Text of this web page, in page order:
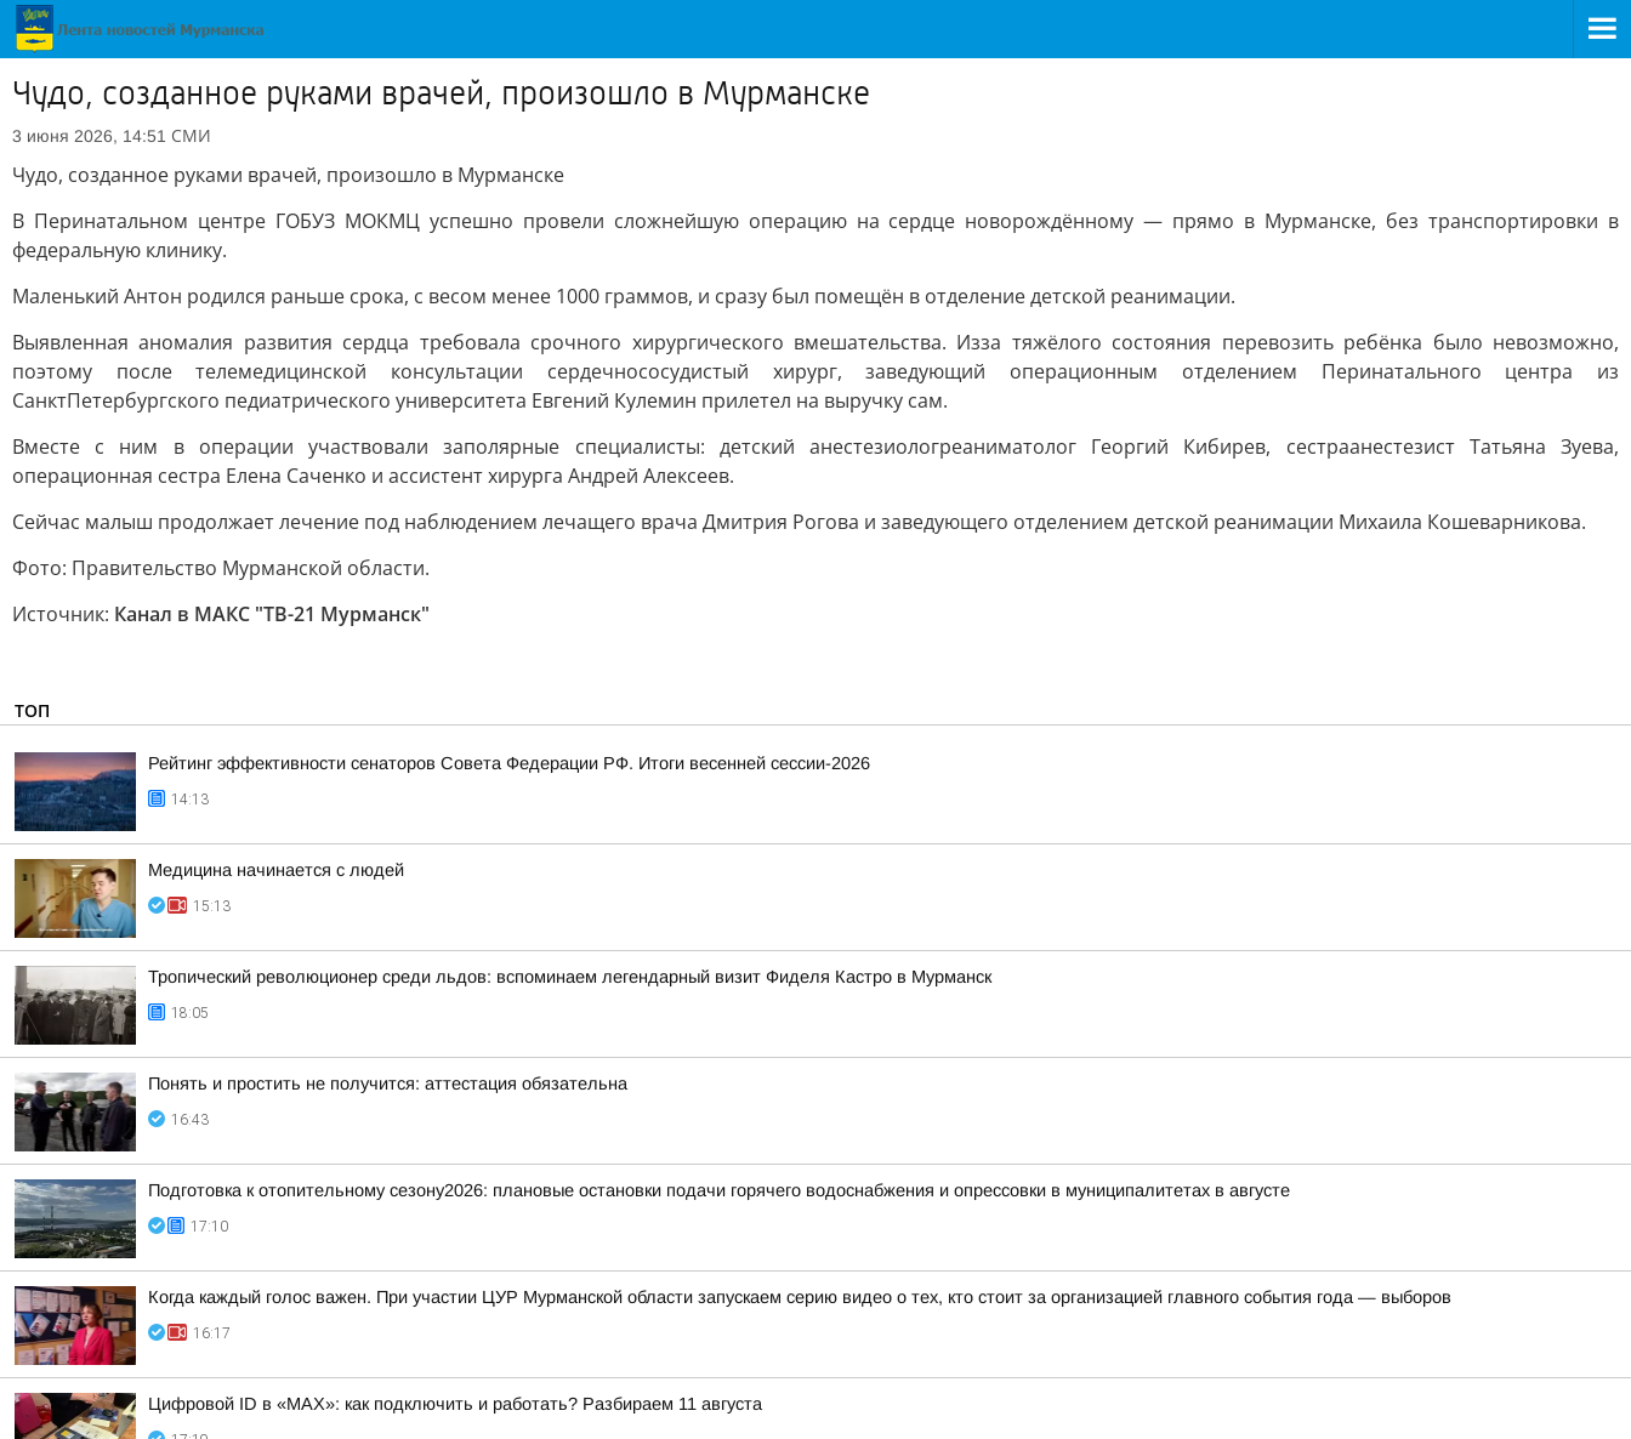
Чудо, созданное руками врачей, произошло в Мурманске
3 июня 2026, 14:51 СМИ
Чудо, созданное руками врачей, произошло в Мурманске
В Перинатальном центре ГОБУЗ МОКМЦ успешно провели сложнейшую операцию на сердце новорождённому — прямо в Мурманске, без транспортировки в
федеральную клинику.
Маленький Антон родился раньше срока, с весом менее 1000 граммов, и сразу был помещён в отделение детской реанимации.
Выявленная аномалия развития сердца требовала срочного хирургического вмешательства. Изза тяжёлого состояния перевозить ребёнка было невозможно,
поэтому после телемедицинской консультации сердечнососудистый хирург, заведующий операционным отделением Перинатального центра из
СанктПетербургского педиатрического университета Евгений Кулемин прилетел на выручку сам.
Вместе с ним в операции участвовали заполярные специалисты: детский анестезиологреаниматолог Георгий Кибирев, сестраанестезист Татьяна Зуева,
операционная сестра Елена Саченко и ассистент хирурга Андрей Алексеев.
Сейчас малыш продолжает лечение под наблюдением лечащего врача Дмитрия Рогова и заведующего отделением детской реанимации Михаила Кошеварникова.
Фото: Правительство Мурманской области.
Источник: Канал в МАКС "ТВ-21 Мурманск"
ТОП
Рейтинг эффективности сенаторов Совета Федерации РФ. Итоги весенней сессии-2026
14:13
Медицина начинается с людей
15:13
Тропический революционер среди льдов: вспоминаем легендарный визит Фиделя Кастро в Мурманск
18:05
Понять и простить не получится: аттестация обязательна
16:43
Подготовка к отопительному сезону2026: плановые остановки подачи горячего водоснабжения и опрессовки в муниципалитетах в августе
17:10
Когда каждый голос важен. При участии ЦУР Мурманской области запускаем серию видео о тех, кто стоит за организацией главного события года — выборов
16:17
Цифровой ID в «MAX»: как подключить и работать? Разбираем 11 августа